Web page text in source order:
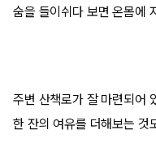
숨을 들이쉬다 보면 온몸에
주변 산책로가 잘 마련되어
한 잔의 여유를 더해보는 것